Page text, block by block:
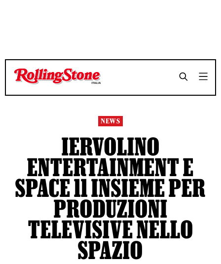
TEMPO DI LETTURA 3 MINUTI SHARE
TEMPO DI LETTURA 3 MINUTI SHARE
NEWS
IERVOLINO
ENTERTAINMENT E
SPACE 11 INSIEME PER
PRODUZIONI
TELEVISIVE NELLO
SPAZIO